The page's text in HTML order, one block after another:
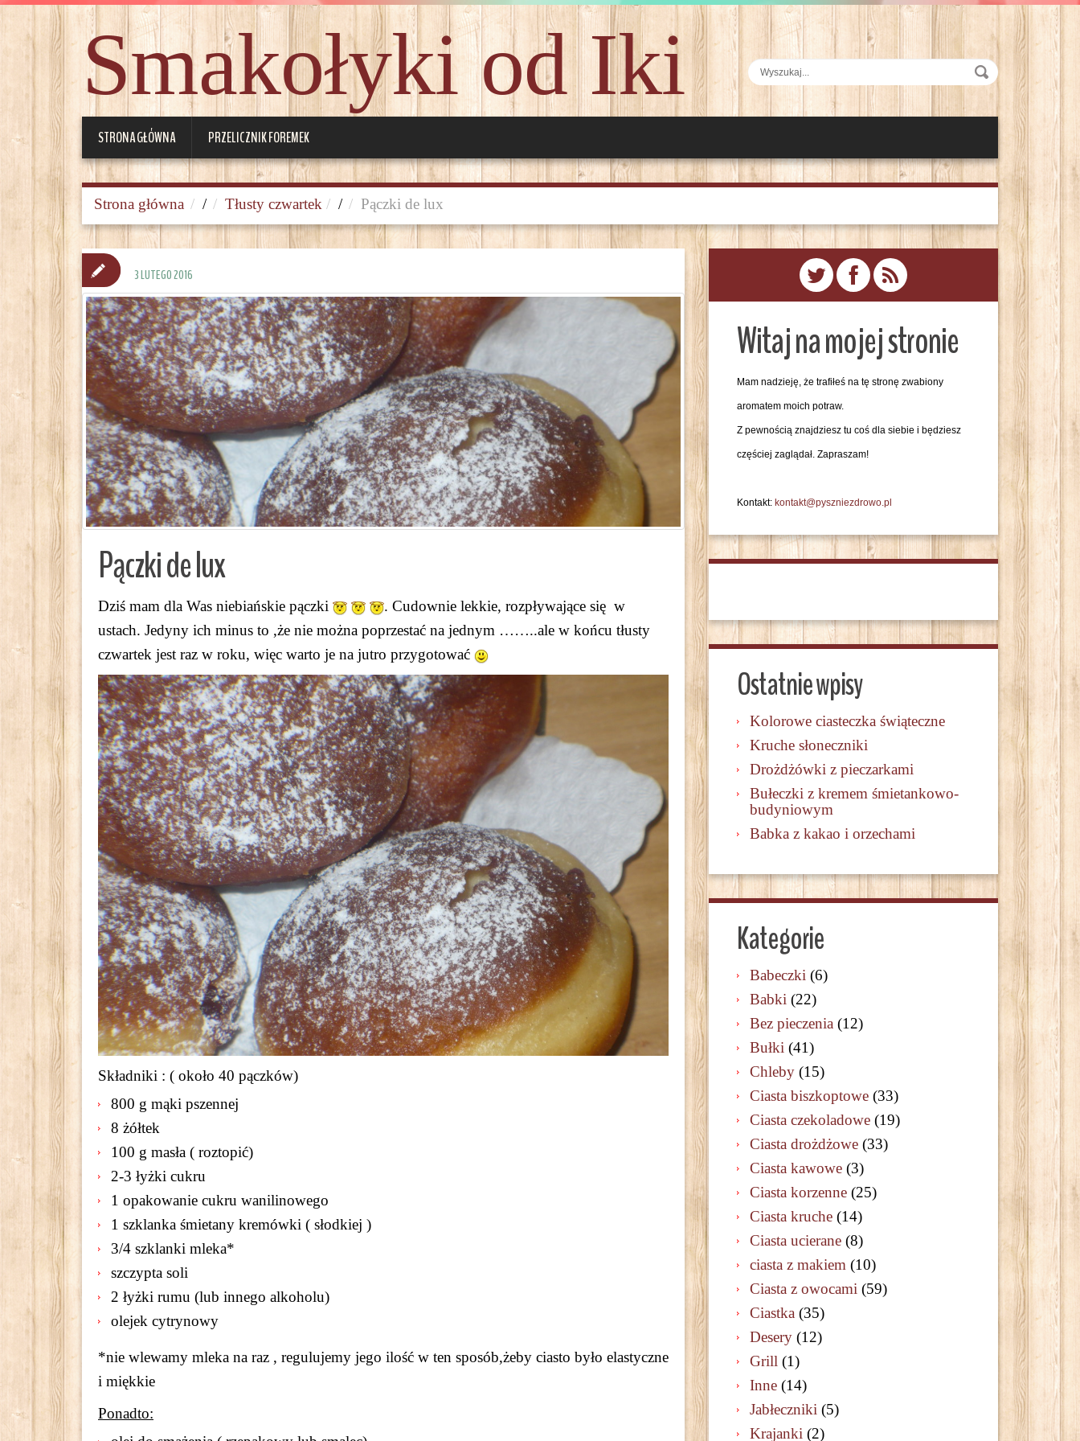
Smakołyki od Iki
STRONA GŁÓWNA PRZELICZNIK FOREMEK
Strona główna / Tłusty czwartek / Pączki de lux
Pączki de lux
Dziś mam dla Was niebiańskie pączki
. Cudownie lekkie, rozpływające się w
ustach. Jedyny ich minus to ,że nie można poprzestać na jednym ……..ale w końcu tłusty
czwartek jest raz w roku, więc warto je na jutro przygotować
Składniki : ( około 40 pączków)
800 g mąki pszennej
8 żółtek
100 g masła ( roztopić)
2-3 łyżki cukru
1 opakowanie cukru wanilinowego
1 szklanka śmietany kremówki ( słodkiej )
3/4 szklanki mleka*
szczypta soli
2 łyżki rumu (lub innego alkoholu)
olejek cytrynowy
*nie wlewamy mleka na raz , regulujemy jego ilość w ten sposób,żeby ciasto było elastyczne
i miękkie
Ponadto:
3 LUTEGO 2016
Witaj na mojej stronie
Mam nadzieję, że trafiłeś na tę stronę zwabiony
aromatem moich potraw.
Z pewnością znajdziesz tu coś dla siebie i będziesz
częściej zaglądał. Zapraszam!
Kontakt: kontakt@pyszniezdrowo.pl
Ostatnie wpisy
Kolorowe ciasteczka świąteczne
Kruche słoneczniki
Drożdżówki z pieczarkami
Bułeczki z kremem śmietankowo-
budyniowym
Babka z kakao i orzechami
Kategorie
Babeczki (6)
Babki (22)
Bez pieczenia (12)
Bułki (41)
Chleby (15)
Ciasta biszkoptowe (33)
Ciasta czekoladowe (19)
Ciasta drożdżowe (33)
Ciasta kawowe (3)
Ciasta korzenne (25)
Ciasta kruche (14)
Ciasta ucierane (8)
ciasta z makiem (10)
Ciasta z owocami (59)
Ciastka (35)
Desery (12)
Grill (1)
Inne (14)
Jabłeczniki (5)
Krajanki (2)